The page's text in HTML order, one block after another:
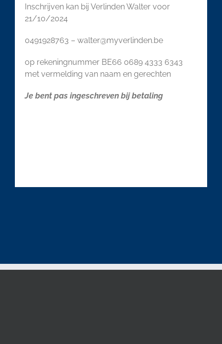
Inschrijven kan bij Verlinden Walter voor
21/10/2024
0491928763 – walter@myverlinden.be
op rekeningnummer BE66 0689 4333 6343
met vermelding van naam en gerechten
Je bent pas ingeschreven bij betaling